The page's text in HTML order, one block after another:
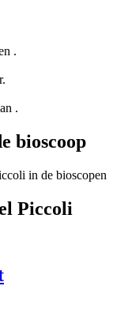
.
.
bioscoop
in de bioscopen
Piccoli